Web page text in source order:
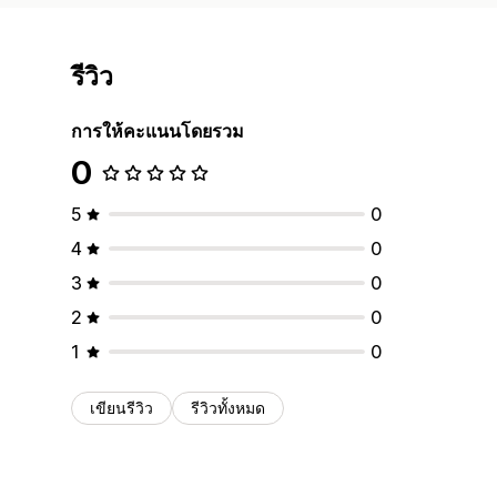
รีวิว
การให้คะแนนโดยรวม
0
5
0
4
0
3
0
2
0
1
0
เขียนรีวิว รีวิวทั้งหมด